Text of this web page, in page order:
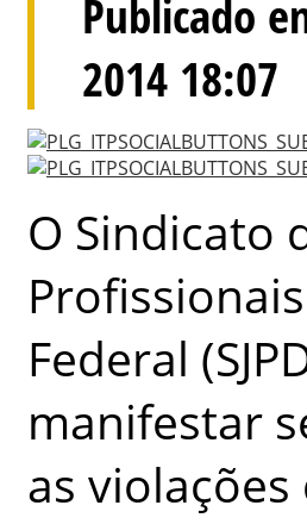
Publicado
2014 18:07
O Sindicato
Federal
manifestar
as